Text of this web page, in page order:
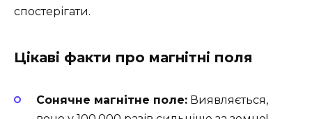
спостерігати.
Цікаві факти про магнітні поля
Сонячне магнітне поле: Виявляється,